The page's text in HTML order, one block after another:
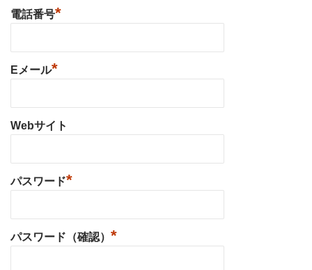
電話番号*
Eメール*
Webサイト
パスワード*
パスワード（確認） *